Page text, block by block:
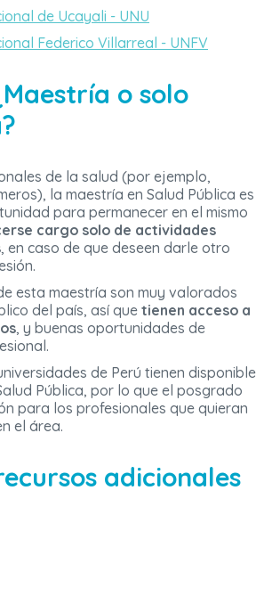
de Ucayali - UNU
Federico Villarreal - UNFV
o solo
de la salud (por ejemplo,
la maestría en Salud Pública es
para permanecer en el mismo
cargo solo de actividades
, en caso de que deseen darle otro
esta maestría son muy valorados
del país, así que tienen acceso a
, y buenas oportunidades de
de Perú tienen disponible
Pública, por lo que el posgrado
para los profesionales que quieran
el área.
adicionales